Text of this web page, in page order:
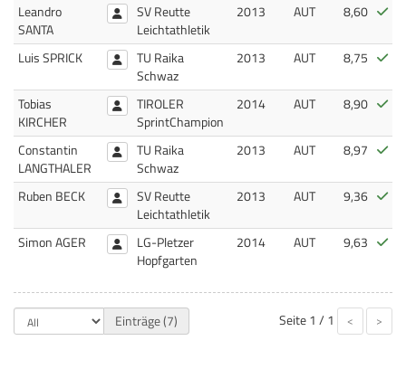
Leandro
SANTA
SV Reutte
Leichtathletik
2013 AUT 8,60
Luis SPRICK
TU Raika
Schwaz
2013 AUT 8,75
Tobias
KIRCHER
TIROLER
SprintChampion
2014 AUT 8,90
Constantin
LANGTHALER
TU Raika
Schwaz
2013 AUT 8,97
Ruben BECK
SV Reutte
Leichtathletik
2013 AUT 9,36
Simon AGER
LG-Pletzer
Hopfgarten
2014 AUT 9,63
Einträge (7) Seite1 / 1 < >